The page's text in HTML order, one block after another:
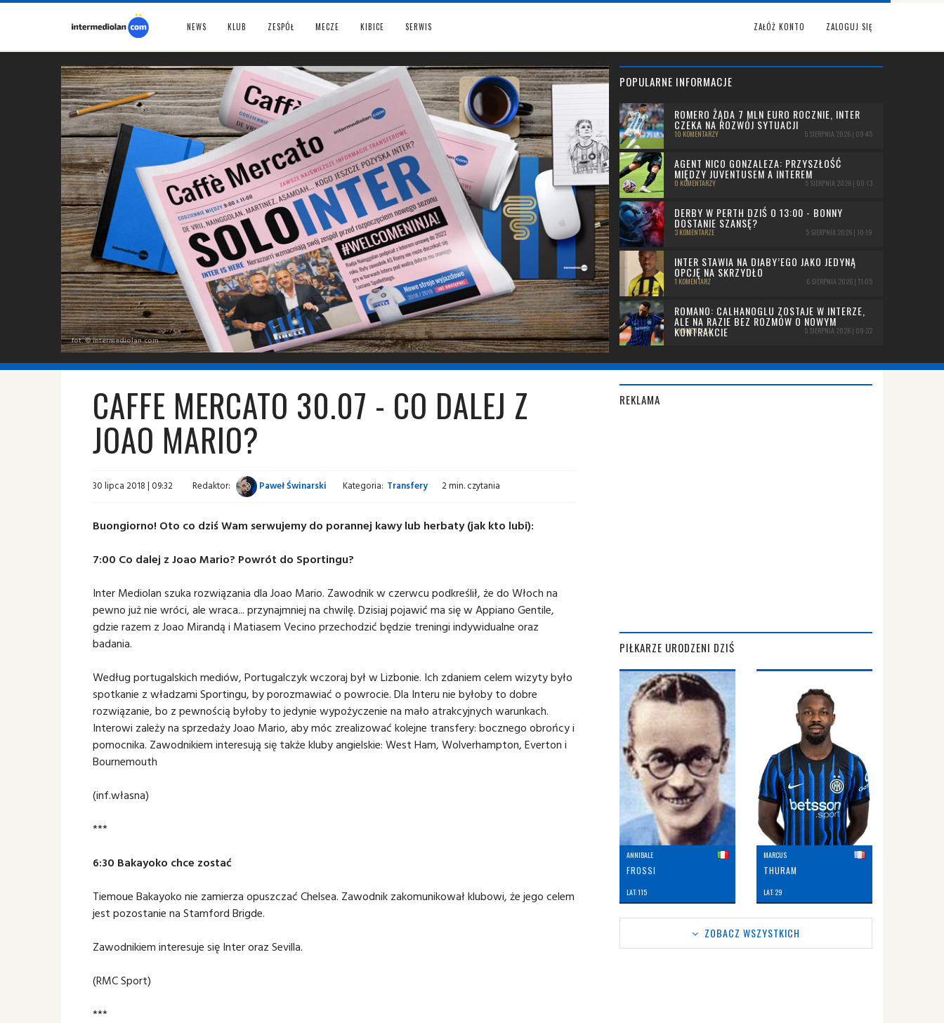
NEWS KLUB ZESPÓŁ MECZE KIBICE SERWIS ZAŁÓŻ KONTO ZALOGUJ SIĘ
fot. © intermediolan.com
POPULARNE INFORMACJE
ROMERO ŻĄDA 7 MLN EURO ROCZNIE, INTER
CZEKA NA ROZWÓJ SYTUACJI
10 KOMENTARZY 5 SIERPNIA 2026 | 09:45
AGENT NICO GONZALEZA: PRZYSZŁOŚĆ
MIĘDZY JUVENTUSEM A INTEREM
0 KOMENTARZY 5 SIERPNIA 2026 | 00:13
DERBY W PERTH DZIŚ O 13:00 - BONNY
DOSTANIE SZANSĘ?
3 KOMENTARZE 5 SIERPNIA 2026 | 10:19
INTER STAWIA NA DIABY’EGO JAKO JEDYNĄ
OPCJĘ NA SKRZYDŁO
1 KOMENTARZ 6 SIERPNIA 2026 | 11:05
ROMANO: CALHANOGLU ZOSTAJE W INTERZE,
ALE NA RAZIE BEZ ROZMÓW O NOWYM
KONTRAKCIE
1 KOMENTARZ 5 SIERPNIA 2026 | 09:32
CAFFE MERCATO 30.07 - CO DALEJ Z
JOAO MARIO?
30 lipca 2018 | 09:32 Redaktor: Paweł Świnarski Kategoria: Transfery 2 min. czytania
Buongiorno! Oto co dziś Wam serwujemy do porannej kawy lub herbaty (jak kto lubi):
7:00 Co dalej z Joao Mario? Powrót do Sportingu?
Inter Mediolan szuka rozwiązania dla Joao Mario. Zawodnik w czerwcu podkreślił, że do Włoch na
pewno już nie wróci, ale wraca... przynajmniej na chwilę. Dzisiaj pojawić ma się w Appiano Gentile,
gdzie razem z Joao Mirandą i Matiasem Vecino przechodzić będzie treningi indywidualne oraz
badania.
Według portugalskich mediów, Portugalczyk wczoraj był w Lizbonie. Ich zdaniem celem wizyty było
spotkanie z władzami Sportingu, by porozmawiać o powrocie. Dla Interu nie byłoby to dobre
rozwiązanie, bo z pewnością byłoby to jedynie wypożyczenie na mało atrakcyjnych warunkach.
Interowi zależy na sprzedaży Joao Mario, aby móc zrealizować kolejne transfery: bocznego obrońcy i
pomocnika. Zawodnikiem interesują się także kluby angielskie: West Ham, Wolverhampton, Everton i
Bournemouth
(inf.własna)
***
6:30 Bakayoko chce zostać
Tiemoue Bakayoko nie zamierza opuszczać Chelsea. Zawodnik zakomunikował klubowi, że jego celem
jest pozostanie na Stamford Brigde.
Zawodnikiem interesuje się Inter oraz Sevilla.
(RMC Sport)
***
REKLAMA
PIŁKARZE URODZENI DZIŚ
ANNIBALE
FROSSI
LAT: 115
MARCUS
THURAM
LAT: 29
ZOBACZ WSZYSTKICH